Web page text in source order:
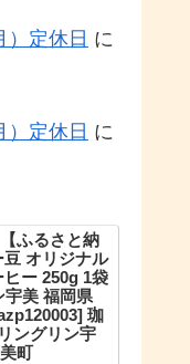
）定休日 に
）定休日 に
ふるさと納
オリジナル
ー 250g 1袋
宇美 福岡県
珈
ングリン宇
町